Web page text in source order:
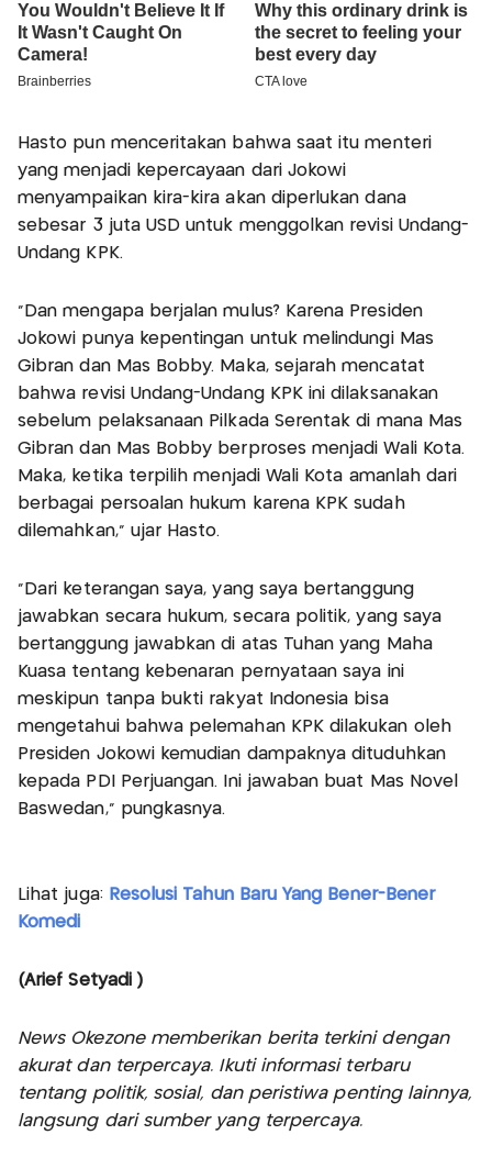
Hasto pun menceritakan bahwa saat itu menteri
yang menjadi kepercayaan dari Jokowi
menyampaikan kira-kira akan diperlukan dana
sebesar 3 juta USD untuk menggolkan revisi Undang-
Undang KPK.
“Dan mengapa berjalan mulus? Karena Presiden
Jokowi punya kepentingan untuk melindungi Mas
Gibran dan Mas Bobby. Maka, sejarah mencatat
bahwa revisi Undang-Undang KPK ini dilaksanakan
sebelum pelaksanaan Pilkada Serentak di mana Mas
Gibran dan Mas Bobby berproses menjadi Wali Kota.
Maka, ketika terpilih menjadi Wali Kota amanlah dari
berbagai persoalan hukum karena KPK sudah
dilemahkan,” ujar Hasto.
“Dari keterangan saya, yang saya bertanggung
jawabkan secara hukum, secara politik, yang saya
bertanggung jawabkan di atas Tuhan yang Maha
Kuasa tentang kebenaran pernyataan saya ini
meskipun tanpa bukti rakyat Indonesia bisa
mengetahui bahwa pelemahan KPK dilakukan oleh
Presiden Jokowi kemudian dampaknya dituduhkan
kepada PDI Perjuangan. Ini jawaban buat Mas Novel
Baswedan,” pungkasnya.
Lihat juga: Resolusi Tahun Baru Yang Bener-Bener
Komedi
(Arief Setyadi )
News Okezone memberikan berita terkini dengan
akurat dan terpercaya. Ikuti informasi terbaru
tentang politik, sosial, dan peristiwa penting lainnya,
langsung dari sumber yang terpercaya.